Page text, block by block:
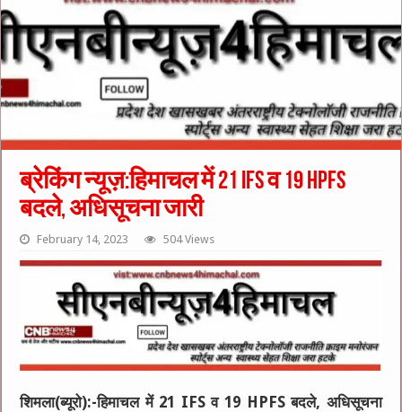
ब्रेकिंग न्यूज़:हिमाचल में 21 IFS व 19 HPFS
बदले, अधिसूचना जारी
February 14, 2023 504 Views
शिमला(ब्यूरो):-हिमाचल में 21 IFS व 19 HPFS बदले, अधिसूचना